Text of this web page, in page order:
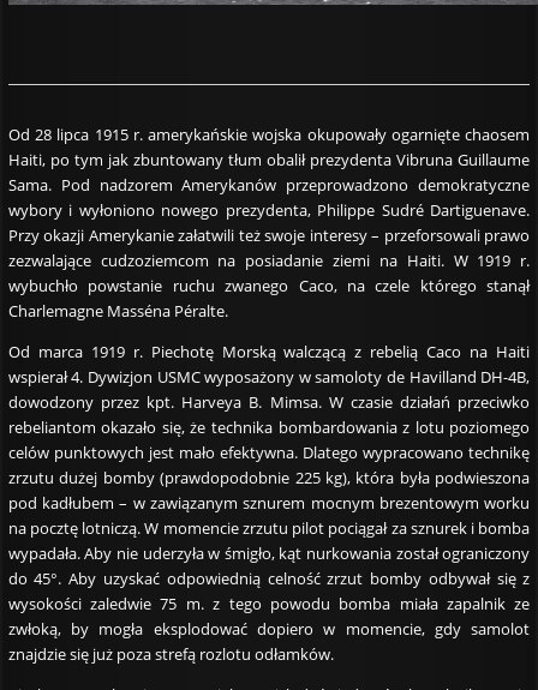
Od 28 lipca 1915 r. amerykańskie wojska okupowały ogarnięte chaosem
Haiti, po tym jak zbuntowany tłum obalił prezydenta Vibruna Guillaume
Sama. Pod nadzorem Amerykanów przeprowadzono demokratyczne
wybory i wyłoniono nowego prezydenta, Philippe Sudré Dartiguenave.
Przy okazji Amerykanie załatwili też swoje interesy – przeforsowali prawo
zezwalające cudzoziemcom na posiadanie ziemi na Haiti. W 1919 r.
wybuchło powstanie ruchu zwanego Caco, na czele którego stanął
Charlemagne Masséna Péralte.
Od marca 1919 r. Piechotę Morską walczącą z rebelią Caco na Haiti
wspierał 4. Dywizjon USMC wyposażony w samoloty de Havilland DH-4B,
dowodzony przez kpt. Harveya B. Mimsa. W czasie działań przeciwko
rebeliantom okazało się, że technika bombardowania z lotu poziomego
celów punktowych jest mało efektywna. Dlatego wypracowano technikę
zrzutu dużej bomby (prawdopodobnie 225 kg), która była podwieszona
pod kadłubem – w zawiązanym sznurem mocnym brezentowym worku
na pocztę lotniczą. W momencie zrzutu pilot pociągał za sznurek i bomba
wypadała. Aby nie uderzyła w śmigło, kąt nurkowania został ograniczony
do 45°. Aby uzyskać odpowiednią celność zrzut bomby odbywał się z
wysokości zaledwie 75 m. z tego powodu bomba miała zapalnik ze
zwłoką, by mogła eksplodować dopiero w momencie, gdy samolot
znajdzie się już poza strefą rozlotu odłamków.